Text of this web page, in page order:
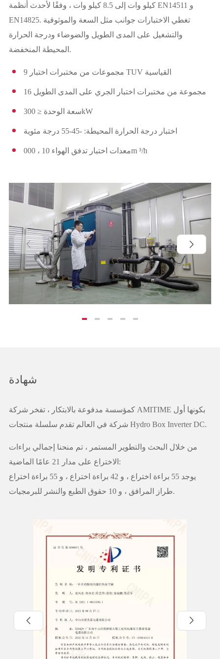
كيلو وات إلى 8.5 كيلو وات ، وفقًا لأحدث أنظمة EN14511 و
EN14825. تغطي الاختبارات جوانب مثل السعة والموثوقية
والتشغيل على المدى الطويل والضوضاء ودرجة الحرارة
المحيطة المنخفضة.
9 مجموعات من مختبرات اختبار TUV القياسية
16 مجموعة من مختبرات اختبار الجري على المدى الطويل
سعة الوحدة ≤ 300kW
اختبار درجة الحرارة المحيطة: -45-55 درجة مئوية
معدات اختبار تدفق الهواء 10 ، 000m ³/h
 
شهادة
كمؤسسة مدفوعة بالابتكار ، تفخر شركة AMITIME بكونها أول
شركة في العالم تقدم سلسلة منتجات Hydro Box Inverter DC.
من خلال البحث والتطوير المستمر ، تم منحنا إجمالي براءات
الاختراع على مدار 21 عامًا الماضية:
يوجد 55 براءة اختراع ، و 42 براءة اختراع ، و 55 براءة اختراع
طراز المرافق ، و 10 حقوق الطبع والنشر للبرمجيات.
 